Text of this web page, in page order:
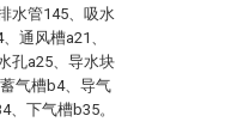
水管145、吸水
通风槽a21、
孔a25、导水块
气槽b4、导气
下气槽b35。